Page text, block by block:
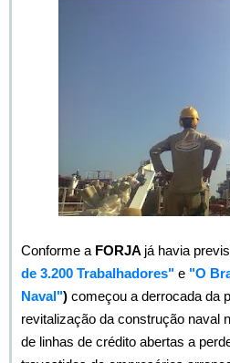
Conforme a FORJA já havia
de 3.200 Trabalhadores" e "O
Naval") começou a derrocada da
revitalização da construção naval
de linhas de crédito abertas a